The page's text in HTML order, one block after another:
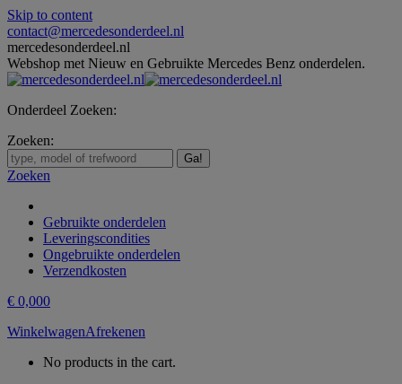
Skip to content
contact@mercedesonderdeel.nl
mercedesonderdeel.nl
Webshop met Nieuw en Gebruikte Mercedes Benz onderdelen.
Onderdeel Zoeken:
Zoeken:
Zoeken
Gebruikte onderdelen
Leveringscondities
Ongebruikte onderdelen
Verzendkosten
€ 0,000
WinkelwagenAfrekenen
No products in the cart.